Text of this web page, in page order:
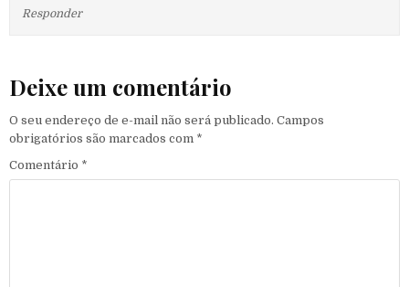
Responder
Deixe um comentário
O seu endereço de e-mail não será publicado. Campos
obrigatórios são marcados com *
Comentário *